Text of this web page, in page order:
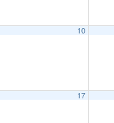
10
17